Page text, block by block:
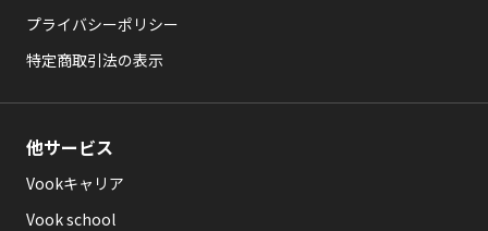
プライバシーポリシー
特定商取引法の表示
他サービス
Vookキャリア
Vook school